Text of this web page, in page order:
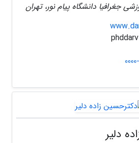
جغرافیا دانشگاه پیام نور، تهران
دلیر